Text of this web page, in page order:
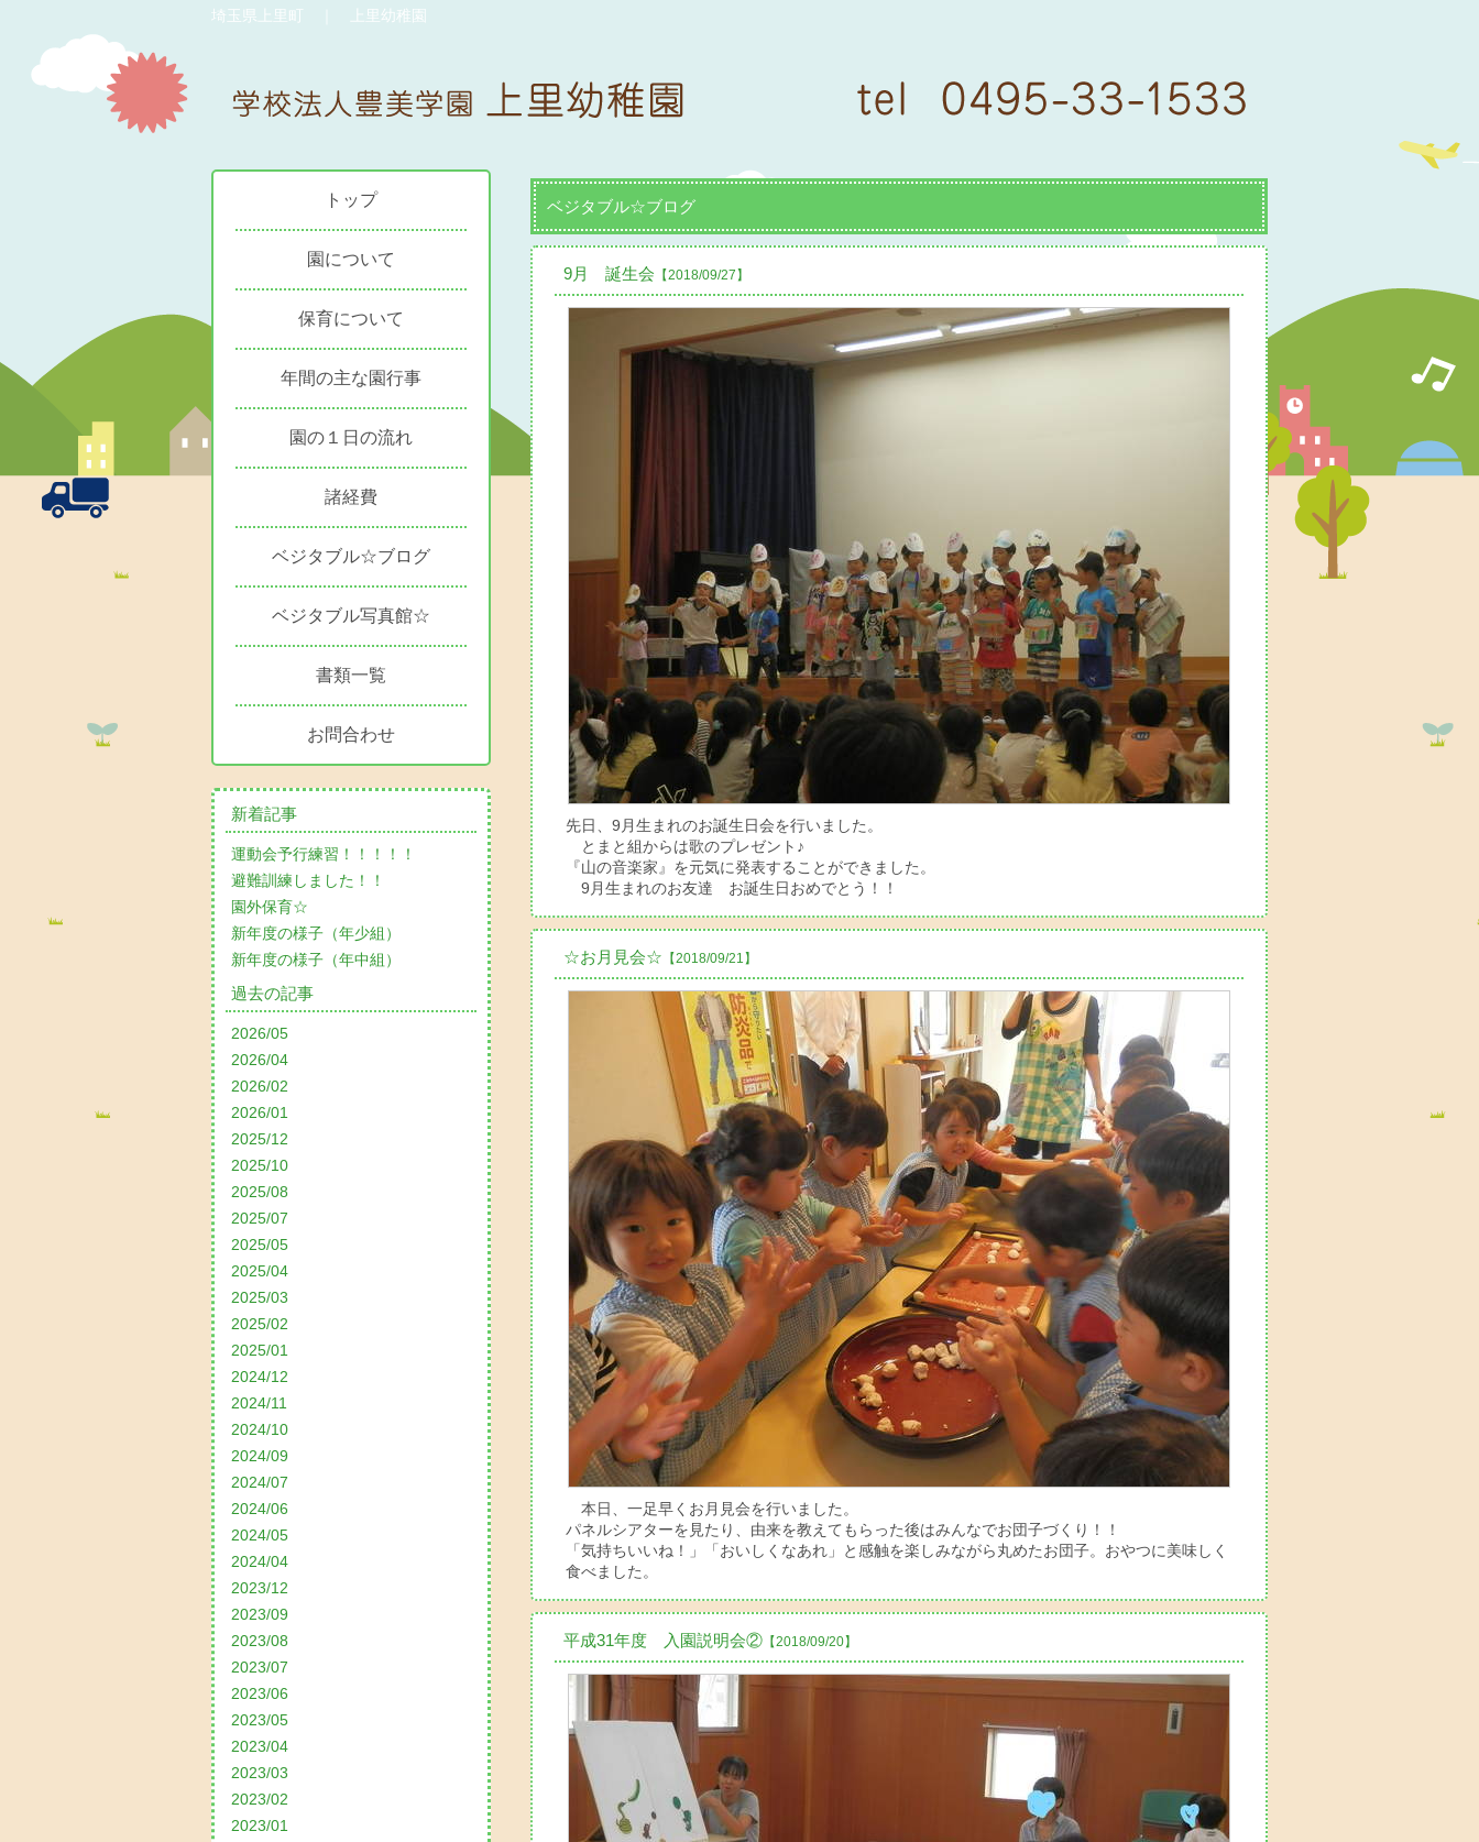
埼玉県上里町 ｜ 上里幼稚園
トップ
園について
保育について
年間の主な園行事
園の１日の流れ
諸経費
ベジタブル☆ブログ
ベジタブル写真館☆
書類一覧
お問合わせ
新着記事
運動会予行練習！！！！！
避難訓練しました！！
園外保育☆
新年度の様子（年少組）
新年度の様子（年中組）
過去の記事
2026/05
2026/04
2026/02
2026/01
2025/12
2025/10
2025/08
2025/07
2025/05
2025/04
2025/03
2025/02
2025/01
2024/12
2024/11
2024/10
2024/09
2024/07
2024/06
2024/05
2024/04
2023/12
2023/09
2023/08
2023/07
2023/06
2023/05
2023/04
2023/03
2023/02
2023/01
ベジタブル☆ブログ
9月 誕生会 【2018/09/27】
先日、9月生まれのお誕生日会を行いました。
とまと組からは歌のプレゼント♪
『山の音楽家』を元気に発表することができました。
9月生まれのお友達 お誕生日おめでとう！！
☆お月見会☆ 【2018/09/21】
本日、一足早くお月見会を行いました。
パネルシアターを見たり、由来を教えてもらった後はみんなでお団子づくり！！
「気持ちいいね！」「おいしくなあれ」と感触を楽しみながら丸めたお団子。おやつに美味しく
食べました。
平成31年度 入園説明会② 【2018/09/20】